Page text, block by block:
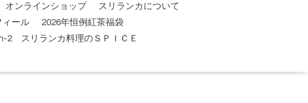
オンラインショップ
スリランカについて
ィール
2026年恒例紅茶福袋
2 スリランカ料理のＳＰＩＣＥ